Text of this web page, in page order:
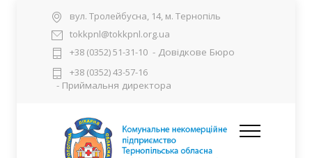
вул. Тролейбусна, 14, м. Тернопіль
tokkpnl@tokkpnl.org.ua
+38 (0352) 51-31-10 - Довідкове Бюро
+38 (0352) 43-57-16
- Приймальня директора